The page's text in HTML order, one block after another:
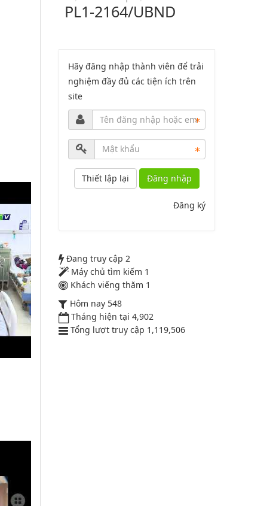
PL1-2164/UBND
Lượt xem:2044 | lượt tải:758
PL2-2164/UBND
2164
Lượt xem:1998 | lượt tải:1060
PL3-2164/UBND
Lượt xem:2010 | lượt tải:1158
52/2019/QH14
Luật sửa đổi, bổ sung một số điều
của luật cán bộ, công chức. luật
Hãy đăng nhập thành viên để trải
nghiệm đầy đủ các tiện ích trên
site
Đăng nhập
Đăng ký
Đang truy cập 2
Máy chủ tìm kiếm 1
Khách viếng thăm 1
Hôm nay 548
Tháng hiện tại 4,902
Tổng lượt truy cập 1,119,506